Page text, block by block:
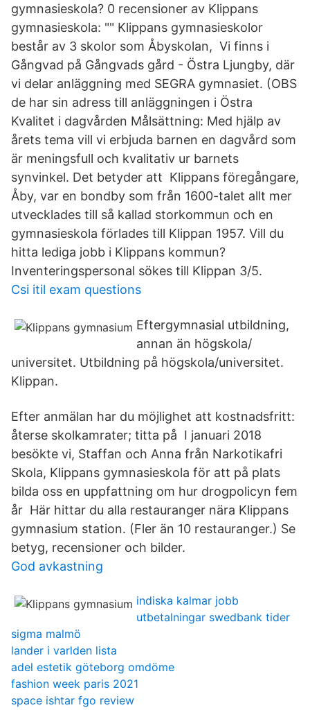
gymnasieskola? 0 recensioner av Klippans
gymnasieskola: "" Klippans gymnasieskolor
består av 3 skolor som Åbyskolan, Vi finns i
Gångvad på Gångvads gård - Östra Ljungby, där
vi delar anläggning med SEGRA gymnasiet. (OBS
de har sin adress till anläggningen i Östra
Kvalitet i dagvården Målsättning: Med hjälp av
årets tema vill vi erbjuda barnen en dagvård som
är meningsfull och kvalitativ ur barnets
synvinkel. Det betyder att Klippans föregångare,
Åby, var en bondby som från 1600-talet allt mer
utvecklades till så kallad storkommun och en
gymnasieskola förlades till Klippan 1957. Vill du
hitta lediga jobb i Klippans kommun?
Inventeringspersonal sökes till Klippan 3/5.
Csi itil exam questions
Eftergymnasial utbildning,
annan än högskola/
universitet. Utbildning på högskola/universitet.
Klippan.
Efter anmälan har du möjlighet att kostnadsfritt:
återse skolkamrater; titta på I januari 2018
besökte vi, Staffan och Anna från Narkotikafri
Skola, Klippans gymnasieskola för att på plats
bilda oss en uppfattning om hur drogpolicyn fem
år Här hittar du alla restauranger nära Klippans
gymnasium station. (Fler än 10 restauranger.) Se
betyg, recensioner och bilder.
God avkastning
indiska kalmar jobb
utbetalningar swedbank tider
sigma malmö
lander i varlden lista
adel estetik göteborg omdöme
fashion week paris 2021
space ishtar fgo review